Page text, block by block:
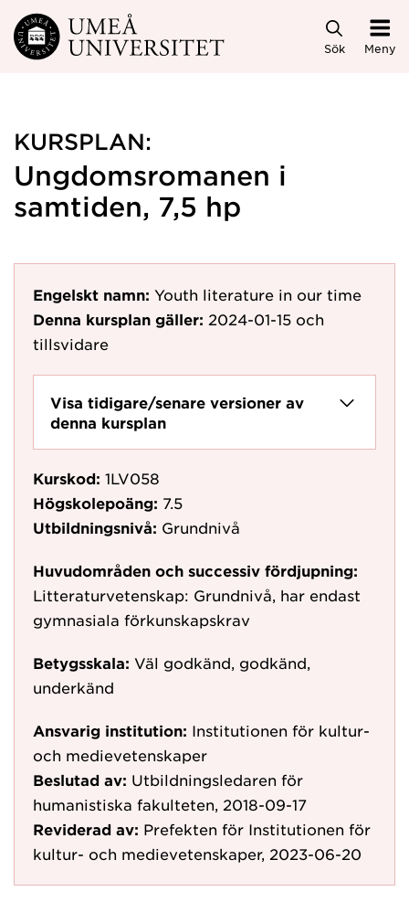
Hoppa direkt till innehållet
Sök Meny
KURSPLAN:
Ungdomsromanen i
samtiden, 7,5 hp
Engelskt namn: Youth literature in our time
Denna kursplan gäller: 2024-01-15 och
tillsvidare
Visa tidigare/senare versioner av
denna kursplan
Kurskod: 1LV058
Högskolepoäng: 7.5
Utbildningsnivå: Grundnivå
Huvudområden och successiv fördjupning:
Litteraturvetenskap: Grundnivå, har endast
gymnasiala förkunskapskrav
Betygsskala: Väl godkänd, godkänd,
underkänd
Ansvarig institution: Institutionen för kultur-
och medievetenskaper
Beslutad av: Utbildningsledaren för
humanistiska fakulteten, 2018-09-17
Reviderad av: Prefekten för Institutionen för
kultur- och medievetenskaper, 2023-06-20